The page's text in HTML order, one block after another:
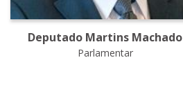
Deputado Martins Machado
Parlamentar